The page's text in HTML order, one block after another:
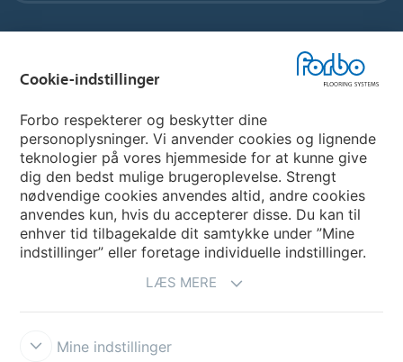
My Forbo
Nuway entrance systems
Cookie-indstillinger
Forbo respekterer og beskytter dine
personoplysninger. Vi anvender cookies og lignende
teknologier på vores hjemmeside for at kunne give
dig den bedst mulige brugeroplevelse. Strengt
nødvendige cookies anvendes altid, andre cookies
anvendes kun, hvis du accepterer disse. Du kan til
enhver tid tilbagekalde dit samtykke under ”Mine
indstillinger” eller foretage individuelle indstillinger.
LÆS MERE
Mine indstillinger